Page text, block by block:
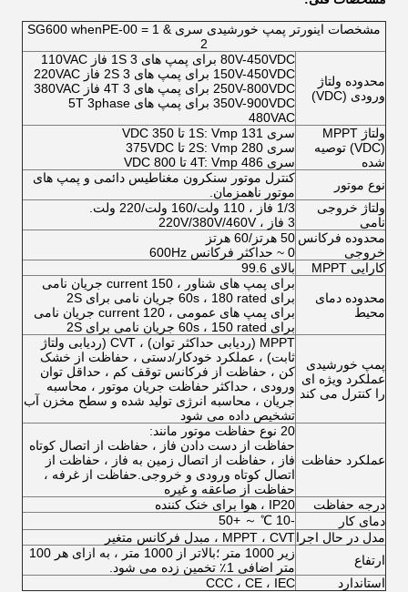
مشخصات اینورتر پمپ خورشیدی سری SG600 whenPE-00 = 1 &
2
محدوده ولتاژ
ورودی (VDC)
80V-450VDC برای پمپ های 1S 3 فاز 110VAC
150V-450VDC برای پمپ های 2S 3 فاز 220VAC
250V-800VDC برای پمپ های 4T 3 فاز 380VAC
350V-900VDC برای پمپ های 5T ​​3phase
480VAC
ولتاژ MPPT
(VDC) توصیه
شده
سری 1S: Vmp 131 تا 350 VDC
سری 2S: Vmp 280 تا 375VDC
سری 4T: Vmp 486 تا 800 VDC
نوع موتور
کنترل موتور سنکرون مغناطیس دائمی و پمپ های
موتور ناهمزمان.
ولتاژ خروجی
نامی
1/3 فاز ، 110 ولت/160 ولت/220 ولت.
3 فاز ، 220V/380V/460V
محدوده فرکانس
خروجی
50 هرتز/60 هرتز
0 ~ حداکثر فرکانس 600Hz
کارایی MPPT
بالای 99.6
محدوده دمای
محیط
برای پمپ های شناور ، 150 current جریان نامی
برای 60s ، 180 rated جریان نامی برای 2S
برای پمپ های عمومی ، 120 current جریان نامی
برای 60s ، 150 rated جریان نامی برای 2S
پمپ خورشیدی
عملکرد ویژه ای
را کنترل می کند
MPPT (ردیابی حداکثر توان) ، CVT (ردیابی ولتاژ
ثابت) ، عملکرد خودکار/دستی ، حفاظت از خشک
کن ، حفاظت از فرکانس توقف کم ، حداقل توان
ورودی ، حداکثر حفاظت جریان موتور ، محاسبه
جریان ، محاسبه انرژی تولید شده و سطح مخزن آب
تشخیص داده می شود
عملکرد حفاظت
20 نوع حفاظت موتور مانند:
حفاظت از دست دادن فاز ، حفاظت از اتصال کوتاه
فاز ، حفاظت از اتصال زمین به فاز ، حفاظت از
اتصال کوتاه ورودی و خروجی.حفاظت از غرفه ،
حفاظت از صاعقه و غیره
درجه حفاظت
IP20 ، هوا برای خنک کننده
دمای کار
-10 ℃ ～ +50
مدل در حال اجراMPPT ، CVT ، مبدل فرکانس متغیر
ارتفاع
زیر 1000 متر ؛بالاتر از 1000 متر ، به ازای هر 100
متر اضافی 1٪ تخمین زده می شود.
استاندارد
CCC ، CE ، IEC